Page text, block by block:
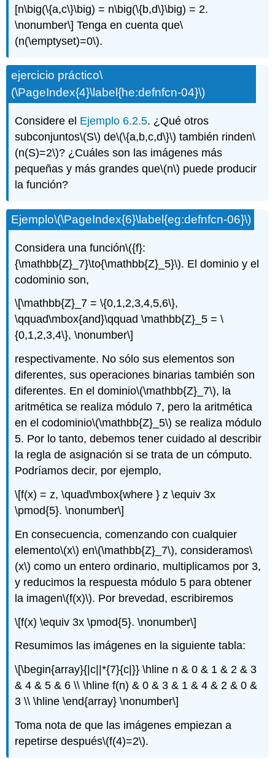
[n\big(\{a,c\}\big) = n\big(\{b,d\}\big) = 2.
\nonumber\] Tenga en cuenta que\
(n(\emptyset)=0\).
ejercicio práctico\
(\PageIndex{4}\label{he:defnfcn-04}\)
Considere el Ejemplo 6.2.5. ¿Qué otros
subconjuntos\(S\) de\(\{a,b,c,d\}\) también rinden\
(n(S)=2\)? ¿Cuáles son las imágenes más
pequeñas y más grandes que\(n\) puede producir
la función?
Ejemplo\(\PageIndex{6}\label{eg:defnfcn-06}\)
Considera una función\({f}:
{\mathbb{Z}_7}\to{\mathbb{Z}_5}\). El dominio y el
codominio son,
\[\mathbb{Z}_7 = \{0,1,2,3,4,5,6\},
\qquad\mbox{and}\qquad \mathbb{Z}_5 = \
{0,1,2,3,4\}, \nonumber\]
respectivamente. No sólo sus elementos son
diferentes, sus operaciones binarias también son
diferentes. En el dominio\(\mathbb{Z}_7\), la
aritmética se realiza módulo 7, pero la aritmética
en el codominio\(\mathbb{Z}_5\) se realiza módulo
5. Por lo tanto, debemos tener cuidado al describir
la regla de asignación si se trata de un cómputo.
Podríamos decir, por ejemplo,
\[f(x) = z, \quad\mbox{where } z \equiv 3x
\pmod{5}. \nonumber\]
En consecuencia, comenzando con cualquier
elemento\(x\) en\(\mathbb{Z}_7\), consideramos\
(x\) como un entero ordinario, multiplicamos por 3,
y reducimos la respuesta módulo 5 para obtener
la imagen\(f(x)\). Por brevedad, escribiremos
\[f(x) \equiv 3x \pmod{5}. \nonumber\]
Resumimos las imágenes en la siguiente tabla:
\[\begin{array}{|c||*{7}{c|}} \hline n & 0 & 1 & 2 & 3
& 4 & 5 & 6 \\ \hline f(n) & 0 & 3 & 1 & 4 & 2 & 0 &
3 \\ \hline \end{array} \nonumber\]
Toma nota de que las imágenes empiezan a
repetirse después\(f(4)=2\).